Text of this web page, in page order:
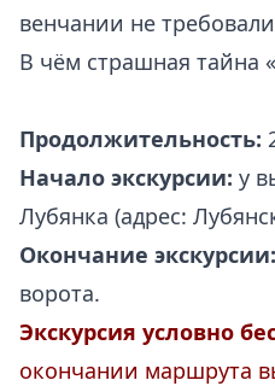
венчании не
В чём страшная тайна
Продолжительность:
Начало экскурсии: у
Лубянка (адрес:
Окончание экскурсии:
ворота.
Экскурсия условно
окончании маршрута